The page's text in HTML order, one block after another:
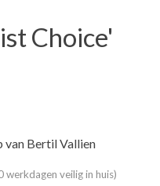
Choice'
van Bertil Vallien
werkdagen veilig in huis)